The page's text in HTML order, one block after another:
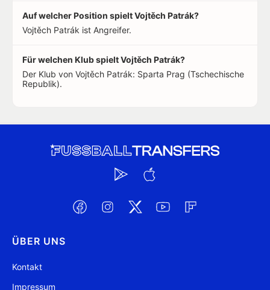
Auf welcher Position spielt Vojtěch Patrák?
Vojtěch Patrák ist Angreifer.
Für welchen Klub spielt Vojtěch Patrák?
Der Klub von Vojtěch Patrák: Sparta Prag (Tschechische
Republik).
ÜBER UNS
Kontakt
Impressum